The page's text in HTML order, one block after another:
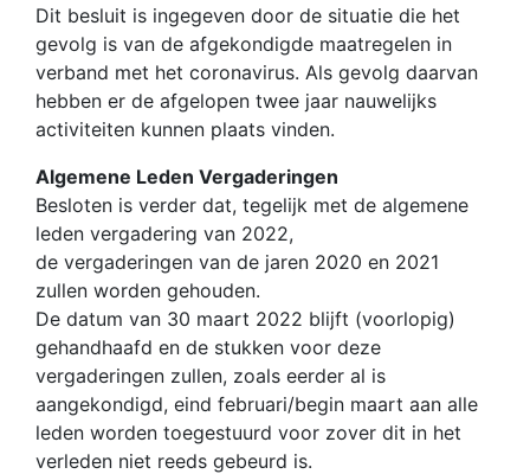
Dit besluit is ingegeven door de situatie die het
gevolg is van de afgekondigde maatregelen in
verband met het coronavirus. Als gevolg daarvan
hebben er de afgelopen twee jaar nauwelijks
activiteiten kunnen plaats vinden.
Algemene Leden Vergaderingen
Besloten is verder dat, tegelijk met de algemene
leden vergadering van 2022,
de vergaderingen van de jaren 2020 en 2021
zullen worden gehouden.
De datum van 30 maart 2022 blijft (voorlopig)
gehandhaafd en de stukken voor deze
vergaderingen zullen, zoals eerder al is
aangekondigd, eind februari/begin maart aan alle
leden worden toegestuurd voor zover dit in het
verleden niet reeds gebeurd is.